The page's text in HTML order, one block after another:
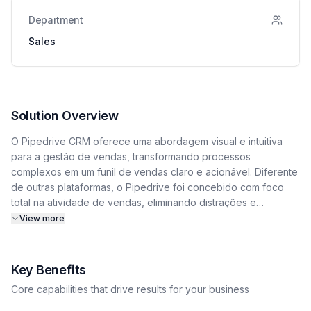
Department
Sales
Solution Overview
O Pipedrive CRM oferece uma abordagem visual e intuitiva
para a gestão de vendas, transformando processos
complexos em um funil de vendas claro e acionável. Diferente
de outras plataformas, o Pipedrive foi concebido com foco
total na atividade de vendas, eliminando distrações e
simplificando a rotina dos vendedores para que possam se
pipeline permite que as equipes identifiquem oportunidades,
detectem gargalos e prevejam receitas com precisão. A
plataforma de CRM foi criada para ser extremamente fácil de
View more
Key Benefits
Core capabilities that drive results for your business